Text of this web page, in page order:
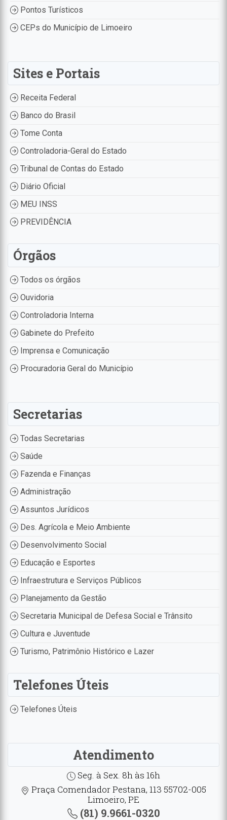
Pontos Turísticos
CEPs do Município de Limoeiro
Sites e Portais
Receita Federal
Banco do Brasil
Tome Conta
Controladoria-Geral do Estado
Tribunal de Contas do Estado
Diário Oficial
MEU INSS
PREVIDÊNCIA
Órgãos
Todos os órgãos
Ouvidoria
Controladoria Interna
Gabinete do Prefeito
Imprensa e Comunicação
Procuradoria Geral do Município
Secretarias
Todas Secretarias
Saúde
Fazenda e Finanças
Administração
Assuntos Jurídicos
Des. Agrícola e Meio Ambiente
Desenvolvimento Social
Educação e Esportes
Infraestrutura e Serviços Públicos
Planejamento da Gestão
Secretaria Municipal de Defesa Social e Trânsito
Cultura e Juventude
Turismo, Patrimônio Histórico e Lazer
Telefones Úteis
Telefones Úteis
Atendimento
Seg. à Sex. 8h às 16h
Praça Comendador Pestana, 113 55702-005
Limoeiro, PE
(81) 9.9661-0320